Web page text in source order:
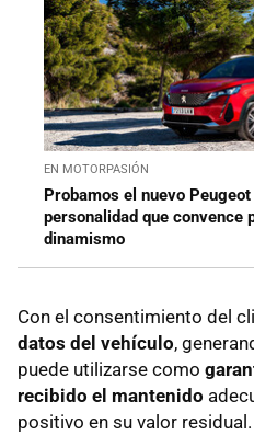
EN MOTORPASIÓN
Probamos el nuevo
personalidad que convence
dinamismo
Con el consentimiento del
datos del vehículo,
puede utilizarse como
recibido el mantenido
positivo en su valor residual.